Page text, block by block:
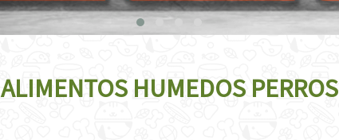
ALIMENTOS HUMEDOS PERROS